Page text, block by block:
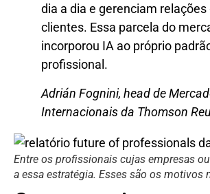
dia a dia e gerenciam relações
clientes. Essa parcela do
incorporou IA ao próprio
profissional.
Adrián Fognini, head de
Internacionais da Thomson
Entre os profissionais cujas empresas
a essa estratégia. Esses são os